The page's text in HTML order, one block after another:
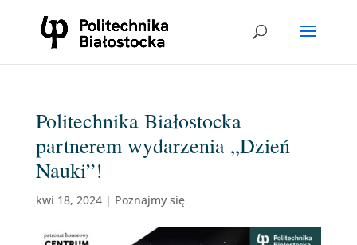
Politechnika Białostocka
partnerem wydarzenia „Dzień
Nauki”!
kwi 18, 2024| Poznajmy się